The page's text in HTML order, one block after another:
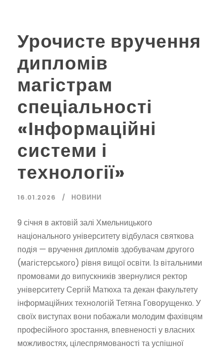
Урочисте вручення
дипломів
магістрам
спеціальності
«Інформаційні
системи і
технології»
16.01.2026 НОВИНИ
9 січня в актовій залі Хмельницького
національного університету відбулася святкова
подія — вручення дипломів здобувачам другого
(магістерського) рівня вищої освіти. Із вітальними
промовами до випускників звернулися ректор
університету Сергій Матюха та декан факультету
інформаційних технологій Тетяна Говорущенко. У
своїх виступах вони побажали молодим фахівцям
професійного зростання, впевненості у власних
можливостях, цілеспрямованості та успішної